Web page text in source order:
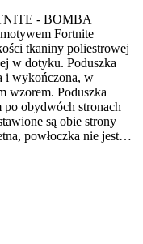
- BOMBA
Fortnite
tkaniny poliestrowej
w dotyku. Poduszka
i wykończona, w
wzorem. Poduszka
obydwóch stronach
są obie strony
powłoczka nie jest…